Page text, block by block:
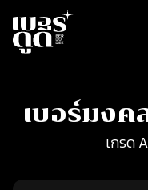
เบอร์มงค
เกรด